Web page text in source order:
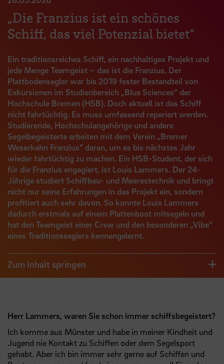
„Die Franzius ist ein schönes
Schiff, das viel Potenzial bietet“
Ein traditionsreiches Schiff, ein nachhaltiges Projekt und
jede Menge Teamgeist – das ist die Franzius. Der
Plattbodensegler war bis 2019 fester Bestandteil von
Exkursionen im Studienbereich „Blue Sciences“ der
Hochschule Bremen (HSB). Doch aktuell ist das Schiff
nicht fahrtüchtig. Es muss umfassend repariert werden.
Studierende, Hochschulangehörige und andere
Segelbegeisterte arbeiten mit dem Verein „Bremer
Weserkahn Franzius“ daran, um es bis nächstes Jahr
wieder fahrtüchtig zu machen. Ein HSB-Student, der sich
für die Franzius engagiert, ist Louis Lammers. Der 24-
Jährige studiert Schiffbau- und Meerestechnik und bringt
nicht nur seine Erfahrungen in das Projekt ein, sondern
profitiert auch sehr davon. So konnte Louis Lammers
dadurch erstmals auf einem Plattenboot mitsegeln und
hat den Teamgeist einer Crew und den besonderen „Vibe“
eines Traditionsseglers kennengelernt.
Zum Inhalt springen
Herr Lammers, waren Sie schon immer schiffsbegeistert?
Ich komme aus Münster und habe in meiner Kindheit und
Jugend nie Kontakt zu Schiffen oder dem Segelsport
gehabt. Aber ich bin immer sehr gerne auf Schiffen und